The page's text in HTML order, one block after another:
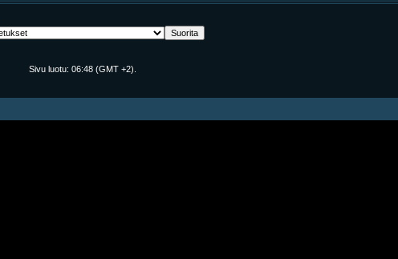
Sivu luotu: 06:48 (GMT +2).